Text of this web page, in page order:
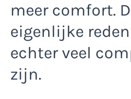
meer comfort.
eigenlijke
echter veel
zijn.